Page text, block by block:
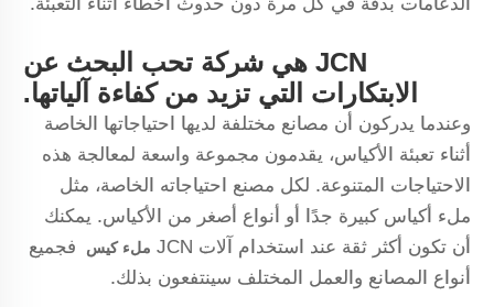
JCN هي شركة تحب البحث عن
الابتكارات التي تزيد من كفاءة آلياتها.
وعندما يدركون أن مصانع مختلفة لديها احتياجاتها الخاصة
أثناء تعبئة الأكياس، يقدمون مجموعة واسعة لمعالجة هذه
الاحتياجات المتنوعة. لكل مصنع احتياجاته الخاصة، مثل
ملء أكياس كبيرة جدًا أو أنواع أصغر من الأكياس. يمكنك
أن تكون أكثر ثقة عند استخدام آلات JCN
ملءكيس
فجميع
أنواع المصانع والعمل المختلف سينتفعون بذلك.